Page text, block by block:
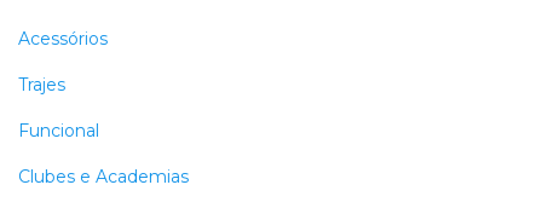
Acessórios
Trajes
Funcional
Clubes e Academias